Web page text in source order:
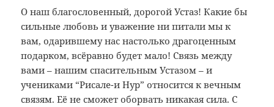
О наш благословенный, дорогой Устаз! Какие бы
сильные любовь и уважение ни питали мы к
вам, одарившему нас настолько драгоценным
подарком, всёравно будет мало! Связь между
вами – нашим спасительным Устазом – и
учениками “Рисале-и Нур” относится к вечным
связям. Её не сможет оборвать никакая сила. С